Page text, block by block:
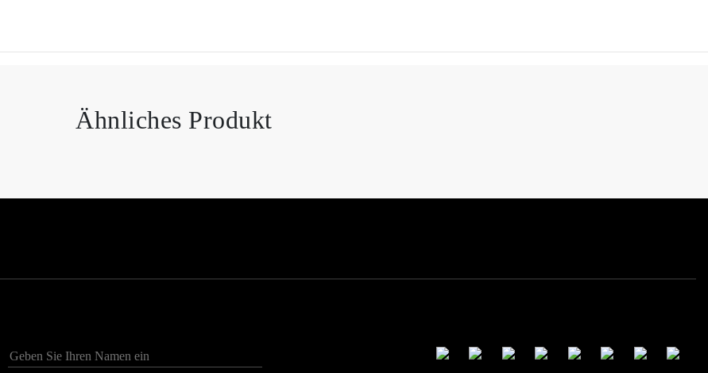
Ähnliches Produkt